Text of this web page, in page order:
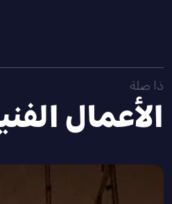
ذا صلة
الأعمال